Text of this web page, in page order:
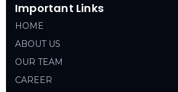
Important Links
HOME
ABOUT US
OUR TEAM
CAREER